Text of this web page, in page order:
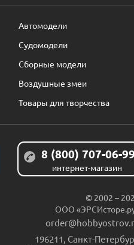
Автомодели
Судомодели
Сборные модели
Воздушные змеи
Товары для творчества
8 (800) 707-06-
интернет-магазин
© 2002 –
ООО
196211 Санкт-